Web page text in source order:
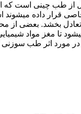
طب چینی است که
قرار داده میشوند
بخشد. بعضی از
تا مغز مواد
در مورد اثر طب سوزنی